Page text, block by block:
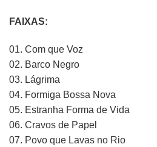
FAIXAS:
01. Com que Voz
02. Barco Negro
03. Lágrima
04. Formiga Bossa Nova
05. Estranha Forma de Vida
06. Cravos de Papel
07. Povo que Lavas no Rio